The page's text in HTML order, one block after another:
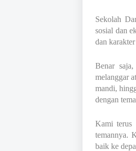
Sekolah
sosial dan
dan
Benar
melanggar
mandi,
dengan
Kami terus
temannya.
baik ke